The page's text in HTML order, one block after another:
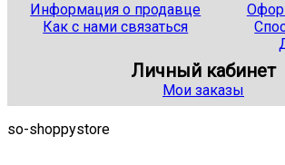
Информация о продавце
Как с нами связаться
Личный кабинет
Мои заказы
so-shoppystore